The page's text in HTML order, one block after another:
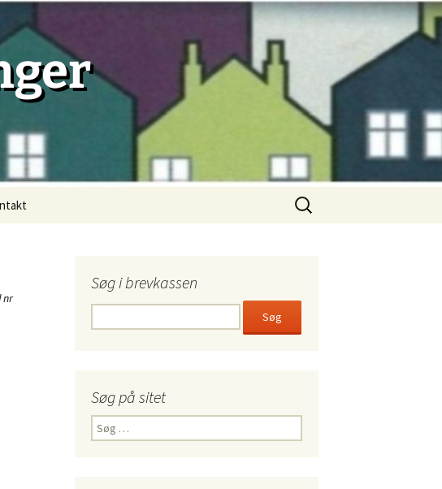
Søg
efter:
nr
Søg i brevkassen
Søg på sitet
Søg
efter: